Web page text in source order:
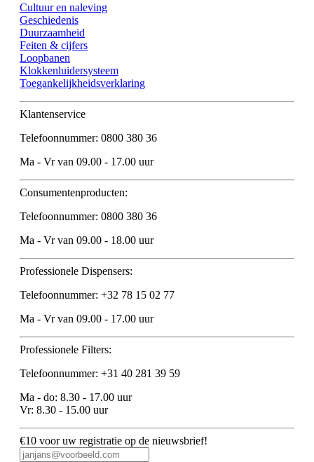
Cultuur en naleving
Geschiedenis
Duurzaamheid
Feiten & cijfers
Loopbanen
Klokkenluidersysteem
Toegankelijkheidsverklaring
Klantenservice
Telefoonnummer: 0800 380 36
Ma - Vr van 09.00 - 17.00 uur
Consumentenproducten:
Telefoonnummer: 0800 380 36
Ma - Vr van 09.00 - 18.00 uur
Professionele Dispensers:
Telefoonnummer: +32 78 15 02 77
Ma - Vr van 09.00 - 17.00 uur
Professionele Filters:
Telefoonnummer: +31 40 281 39 59
Ma - do: 8.30 - 17.00 uur
Vr: 8.30 - 15.00 uur
€10 voor uw registratie op de nieuwsbrief!